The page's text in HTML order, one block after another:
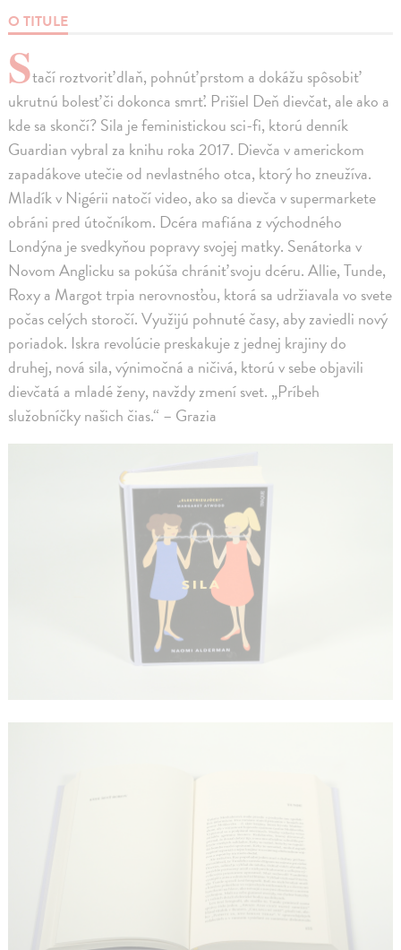
O TITULE
Stačí roztvoriť dlaň, pohnúť prstom a dokážu spôsobiť
ukrutnú bolesť či dokonca smrť. Prišiel Deň dievčat, ale ako a
kde sa skončí? Sila je feministickou sci-fi, ktorú denník
Guardian vybral za knihu roka 2017. Dievča v americkom
zapadákove utečie od nevlastného otca, ktorý ho zneužíva.
Mladík v Nigérii natočí video, ako sa dievča v supermarkete
obráni pred útočníkom. Dcéra mafiána z východného
Londýna je svedkyňou popravy svojej matky. Senátorka v
Novom Anglicku sa pokúša chrániť svoju dcéru. Allie, Tunde,
Roxy a Margot trpia nerovnosťou, ktorá sa udržiavala vo svete
počas celých storočí. Využijú pohnuté časy, aby zaviedli nový
poriadok. Iskra revolúcie preskakuje z jednej krajiny do
druhej, nová sila, výnimočná a ničivá, ktorú v sebe objavili
dievčatá a mladé ženy, navždy zmení svet. „Príbeh
služobníčky našich čias.“ – Grazia